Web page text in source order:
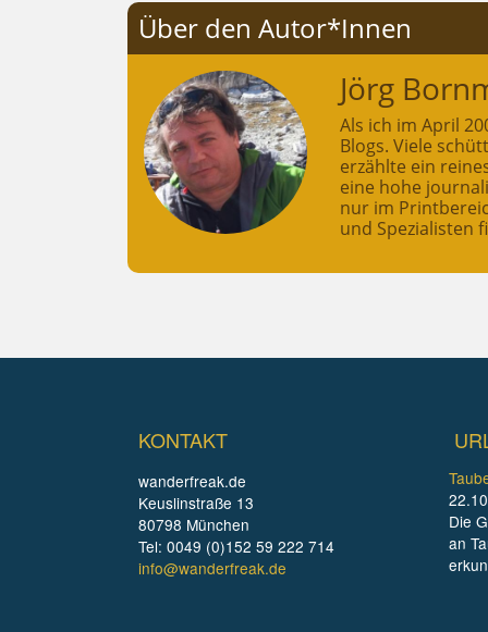
Über den Autor*Innen
Jörg
Als ich im April
Blogs. Viele
erzählte ein
eine hohe
nur im
und Spezialisten
KONTAKT
wanderfreak.de
Keuslinstraße 13
80798 München
Tel: 0049 (0)152 59 222 714
info@wanderfreak.de
Die
an